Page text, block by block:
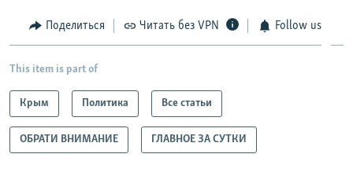
Поделиться Читать без VPN Follow us
This item is part of
Крым Политика Все статьи
ОБРАТИ ВНИМАНИЕ ГЛАВНОЕ ЗА СУТКИ